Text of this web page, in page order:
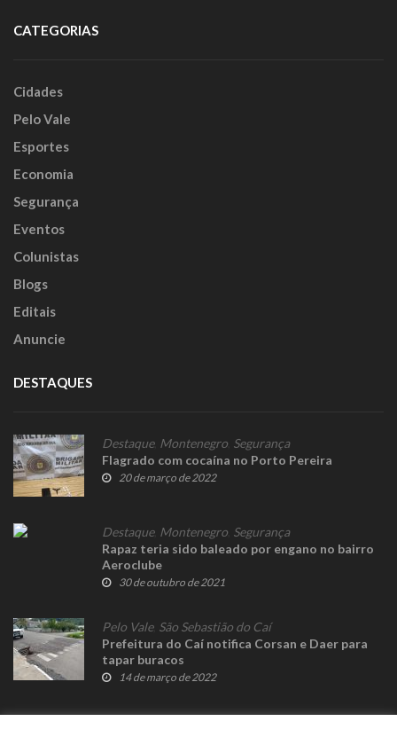
CATEGORIAS
Cidades
Pelo Vale
Esportes
Economia
Segurança
Eventos
Colunistas
Blogs
Editais
Anuncie
DESTAQUES
Destaque, Montenegro Segurança
Flagrado com cocaína no Porto Pereira
20 de março de 2022
Destaque, Montenegro Segurança
Rapaz teria sido baleado por engano no bairro
Aeroclube
30 de outubro de 2021
Pelo Vale, São Sebastião do Caí
Prefeitura do Caí notifica Corsan e Daer para
tapar buracos
14 de março de 2022